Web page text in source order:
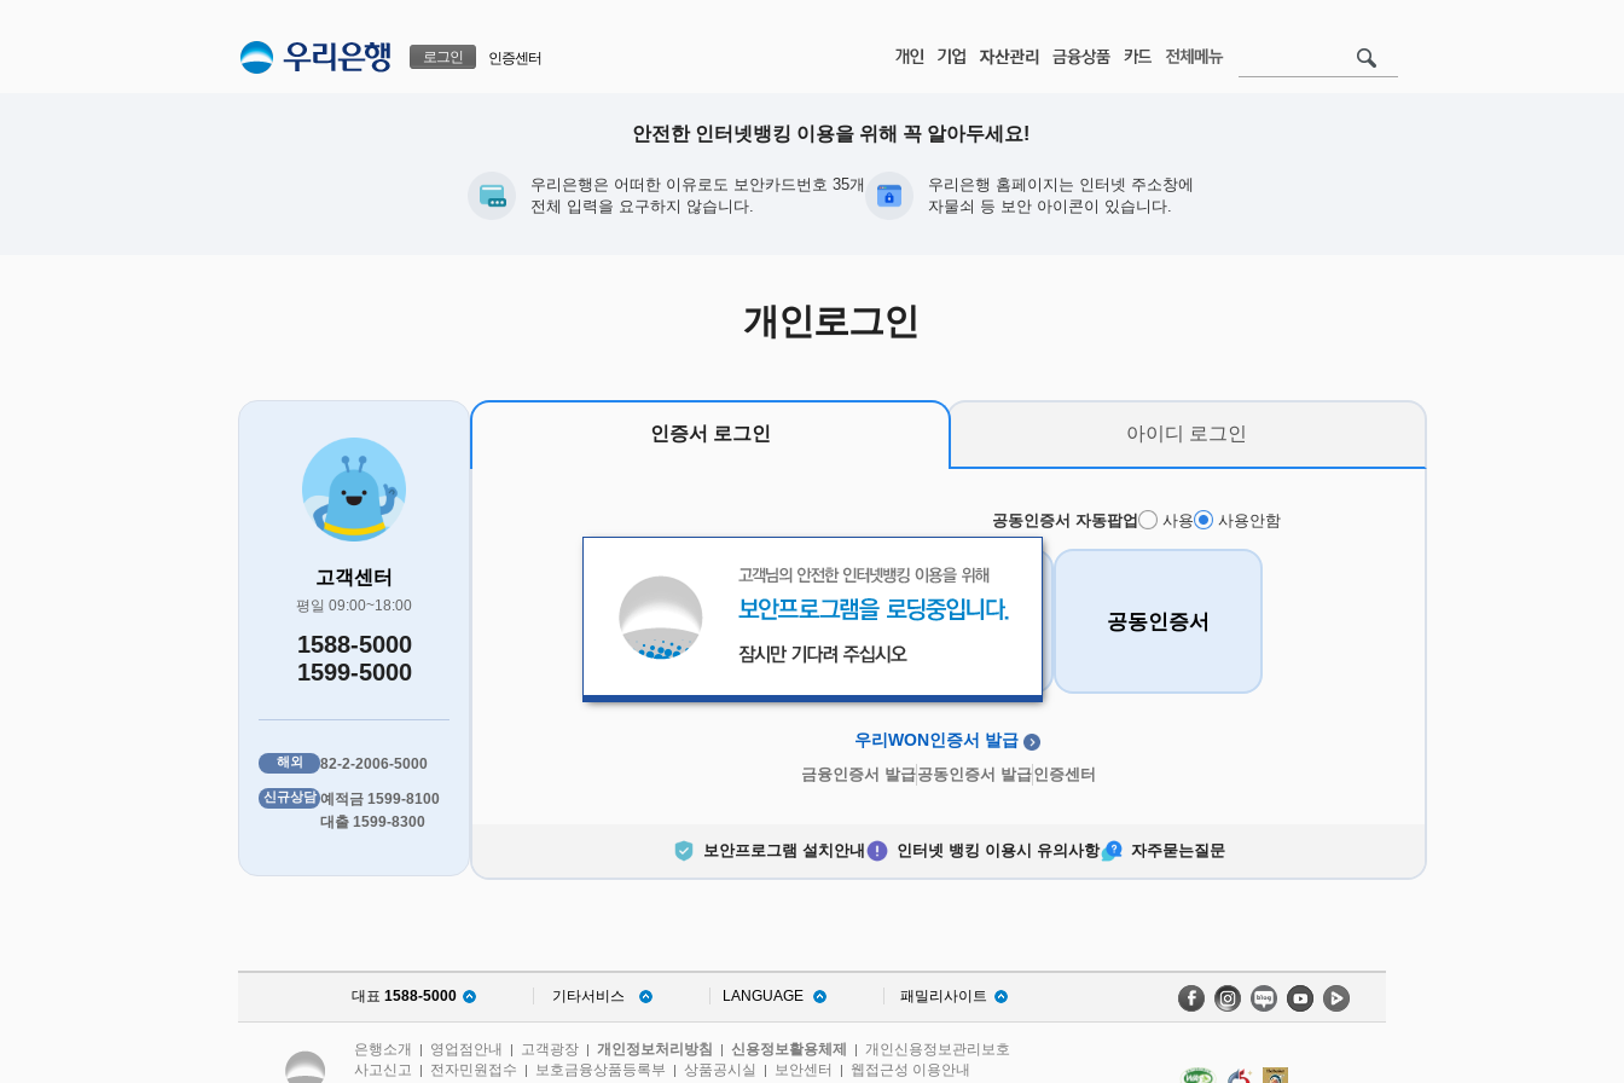
로그인 인증센터
안전한 인터넷뱅킹 이용을 위해 꼭 알아두세요!
우리은행은 어떠한 이유로도 보안카드번호 35개
전체 입력을 요구하지 않습니다.
우리은행 홈페이지는 인터넷 주소창에
자물쇠 등 보안 아이콘이 있습니다.
개인로그인
고객센터
평일 09:00~18:00
1588-5000
1599-5000
해외 82-2-2006-5000
신규상담 예적금 1599-8100
대출 1599-8300
인증서 로그인
공동인증서 자동팝업 사용 사용안함
우리WON인증서 금융인증서 공동인증서
우리WON인증서 발급
금융인증서 발급공동인증서 발급인증센터
아이디 로그인
보안프로그램 설치안내 인터넷 뱅킹 이용시 유의사항 자주묻는질문
대표 1588-5000 기타서비스 LANGUAGE 패밀리사이트
은행소개 | 영업점안내 | 고객광장 | 개인정보처리방침 | 신용정보활용체제 | 개인신용정보관리보호
사고신고 | 전자민원접수 | 보호금융상품등록부 | 상품공시실 | 보안센터 | 웹접근성 이용안내